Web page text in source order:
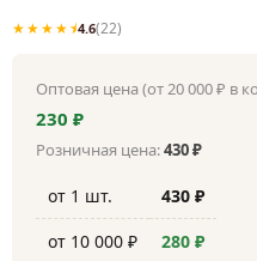
★★★★⯨4.6(22)
Оптовая цена (от 20 000 ₽ в
230 ₽
Розничная цена:430 ₽
от 1 шт.
430 ₽
от 10 000 ₽
280 ₽